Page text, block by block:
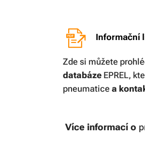
Informační
Zde si můžete
databáze EPREL,
pneumatice a
Více informací o